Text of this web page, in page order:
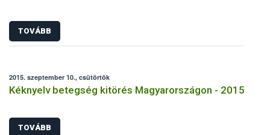
TOVÁBB
2015. szeptember 10., csütörtök
Kéknyelv betegség kitörés Magyarországon - 2015
TOVÁBB